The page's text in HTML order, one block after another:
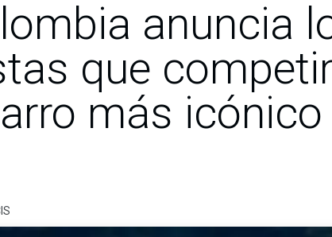
anuncia
que
más